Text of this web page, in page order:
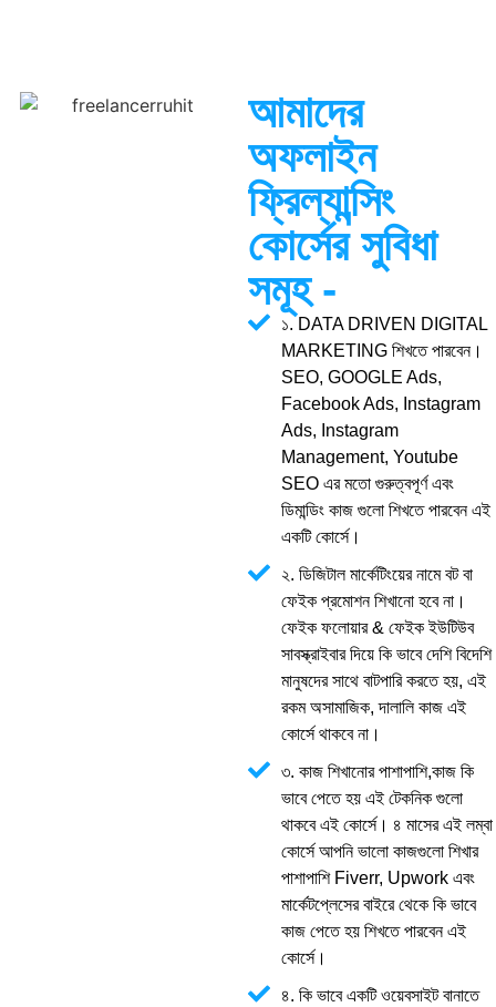
আমাদের
অফলাইন
ফ্রিল্যান্সিং
কোর্সের সুবিধা
সমূহ -
১. DATA DRIVEN DIGITAL
MARKETING শিখতে পারবেন।
SEO, GOOGLE Ads,
Facebook Ads, Instagram
Ads, Instagram
Management, Youtube
SEO এর মতো গুরুত্বপূর্ণ এবং
ডিমান্ডিং কাজ গুলো শিখতে পারবেন এই
একটি কোর্সে।
২. ডিজিটাল মার্কেটিংয়ের নামে বট বা
ফেইক প্রমোশন শিখানো হবে না।
ফেইক ফলোয়ার & ফেইক ইউটিউব
সাবস্ক্রাইবার দিয়ে কি ভাবে দেশি বিদেশি
মানুষদের সাথে বাটপারি করতে হয়, এই
রকম অসামাজিক, দালালি কাজ এই
কোর্সে থাকবে না।
৩. কাজ শিখানোর পাশাপাশি,কাজ কি
ভাবে পেতে হয় এই টেকনিক গুলো
থাকবে এই কোর্সে। ৪ মাসের এই লম্বা
কোর্সে আপনি ভালো কাজগুলো শিখার
পাশাপাশি Fiverr, Upwork এবং
মার্কেটপ্লেসের বাইরে থেকে কি ভাবে
কাজ পেতে হয় শিখতে পারবেন এই
কোর্সে।
৪. কি ভাবে একটি ওয়েবসাইট বানাতে